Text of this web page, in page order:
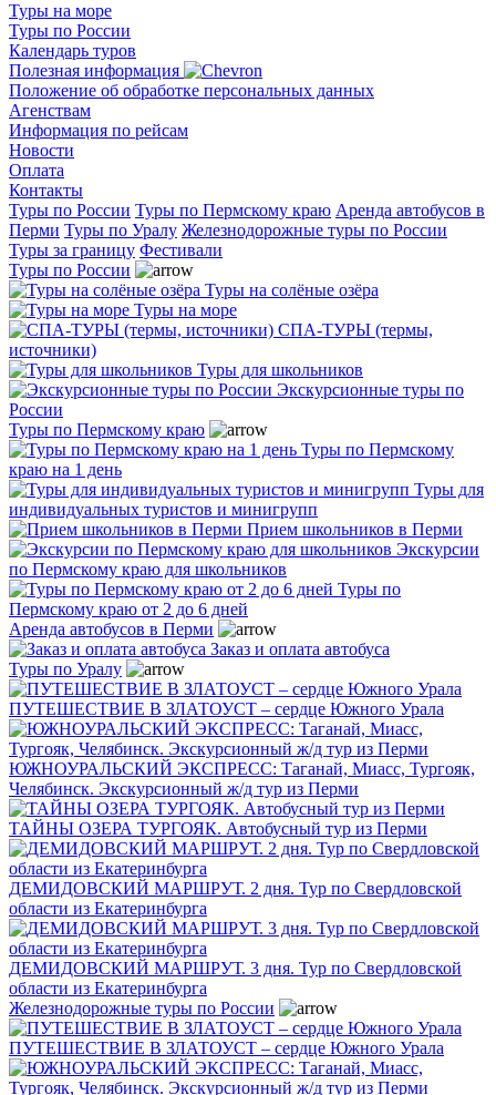
Туры на море
Туры по России
Календарь туров
Полезная информация
Положение об обработке персональных данных
Агенствам
Информация по рейсам
Новости
Оплата
Контакты
Туры по России Туры по Пермскому краю Аренда автобусов в
Перми Туры по Уралу Железнодорожные туры по России
Туры за границу Фестивали
Туры по России
Туры на солёные озёра
Туры на море
СПА-ТУРЫ (термы,
источники)
Туры для школьников
Экскурсионные туры по
России
Туры по Пермскому краю
Туры по Пермскому
краю на 1 день
Туры для
индивидуальных туристов и минигрупп
Прием школьников в Перми
Экскурсии
по Пермскому краю для школьников
Туры по
Пермскому краю от 2 до 6 дней
Аренда автобусов в Перми
Заказ и оплата автобуса
Туры по Уралу
ПУТЕШЕСТВИЕ В ЗЛАТОУСТ – сердце Южного Урала
ЮЖНОУРАЛЬСКИЙ ЭКСПРЕСС: Таганай, Миасс, Тургояк,
Челябинск. Экскурсионный ж/д тур из Перми
ТАЙНЫ ОЗЕРА ТУРГОЯК. Автобусный тур из Перми
ДЕМИДОВСКИЙ МАРШРУТ. 2 дня. Тур по Свердловской
области из Екатеринбурга
ДЕМИДОВСКИЙ МАРШРУТ. 3 дня. Тур по Свердловской
области из Екатеринбурга
Железнодорожные туры по России
ПУТЕШЕСТВИЕ В ЗЛАТОУСТ – сердце Южного Урала